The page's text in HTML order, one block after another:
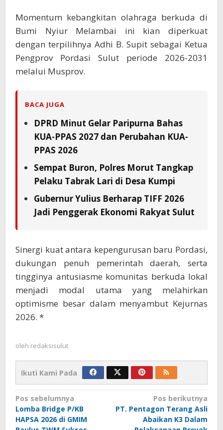
Momentum kebangkitan olahraga berkuda di
Bumi Nyiur Melambai ini kian diperkuat
dengan terpilihnya Adhi B. Supit sebagai Ketua
Pengprov Pordasi Sulut periode 2026-2031
melalui Musprov.
BACA JUGA
DPRD Minut Gelar Paripurna Bahas
KUA-PPAS 2027 dan Perubahan KUA-
PPAS 2026
Sempat Buron, Polres Morut Tangkap
Pelaku Tabrak Lari di Desa Kumpi
Gubernur Yulius Berharap TIFF 2026
Jadi Penggerak Ekonomi Rakyat Sulut
Sinergi kuat antara kepengurusan baru Pordasi,
dukungan penuh pemerintah daerah, serta
tingginya antusiasme komunitas berkuda lokal
menjadi modal utama yang melahirkan
optimisme besar dalam menyambut Kejurnas
2026. *
oleh redaksisulut
Ikuti Kami Pada
Navigasi
pos
Pos sebelumnya
Lomba Bridge P/KB
HAPSA 2026 di GMIM
Pos berikutnya
PT. Pentagon Terang Asli
Abaikan K3 Dalam